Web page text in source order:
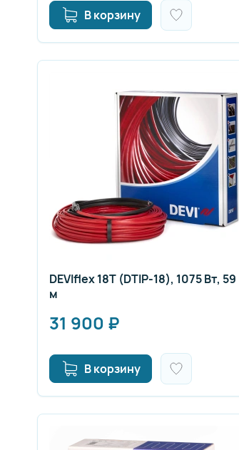
В корзину
DEVIflex 18T (DTIP-18), 1075 Вт, 59
м
31 900 ₽
В корзину